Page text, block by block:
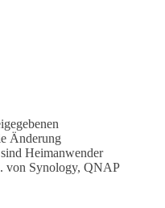
Änderung
Heimanwender
von Synology, QNAP